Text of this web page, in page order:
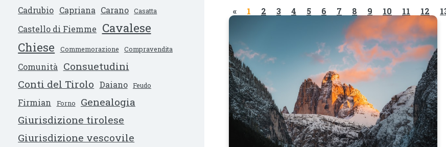
Cadrubio Capriana Carano Casatta
Castello di Fiemme
Cavalese
Chiese
Commemorazione Compravendita
Comunità
Consuetudini
Conti del Tirolo Daiano Feudo
Firmian Forno
Genealogia
Giurisdizione tirolese
Giurisdizione vescovile
« 1 2 3 4 5 6 7 8 9 10 11 12